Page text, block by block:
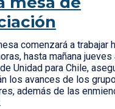
comenzará a trabajar
hasta mañana
Unidad para Chile,
los avances de los
además de las